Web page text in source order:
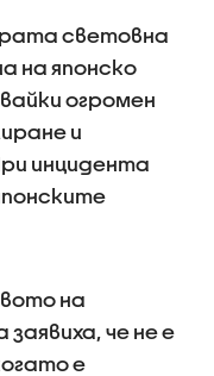
световна
на японско
огромен
и
инцидента
на
че не е
е